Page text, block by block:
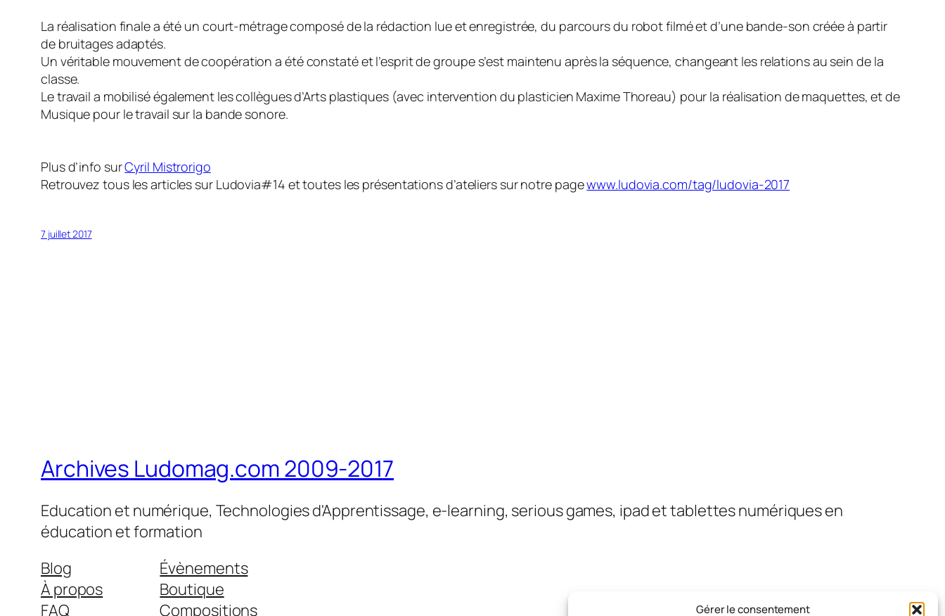
Gérer le consentement
La réalisation finale a été un court-métrage composé de la rédaction lue et enregistrée, du parcours du robot filmé et d’une bande-son créée à partir
de bruitages adaptés.
Un véritable mouvement de coopération a été constaté et l’esprit de groupe s’est maintenu après la séquence, changeant les relations au sein de la
classe.
Le travail a mobilisé également les collègues d’Arts plastiques (avec intervention du plasticien Maxime Thoreau) pour la réalisation de maquettes, et de
Musique pour le travail sur la bande sonore.
Plus d’info surCyril Mistrorigo
Retrouvez tous les articles sur Ludovia#14 et toutes les présentations d’ateliers sur notre pagewww.ludovia.com/tag/ludovia-2017
7 juillet 2017
Archives Ludomag.com 2009-2017
Education et numérique, Technologies d'Apprentissage, e-learning, serious games, ipad et tablettes numériques en
éducation et formation
Blog
À propos
FAQ
Évènements
Boutique
Compositions